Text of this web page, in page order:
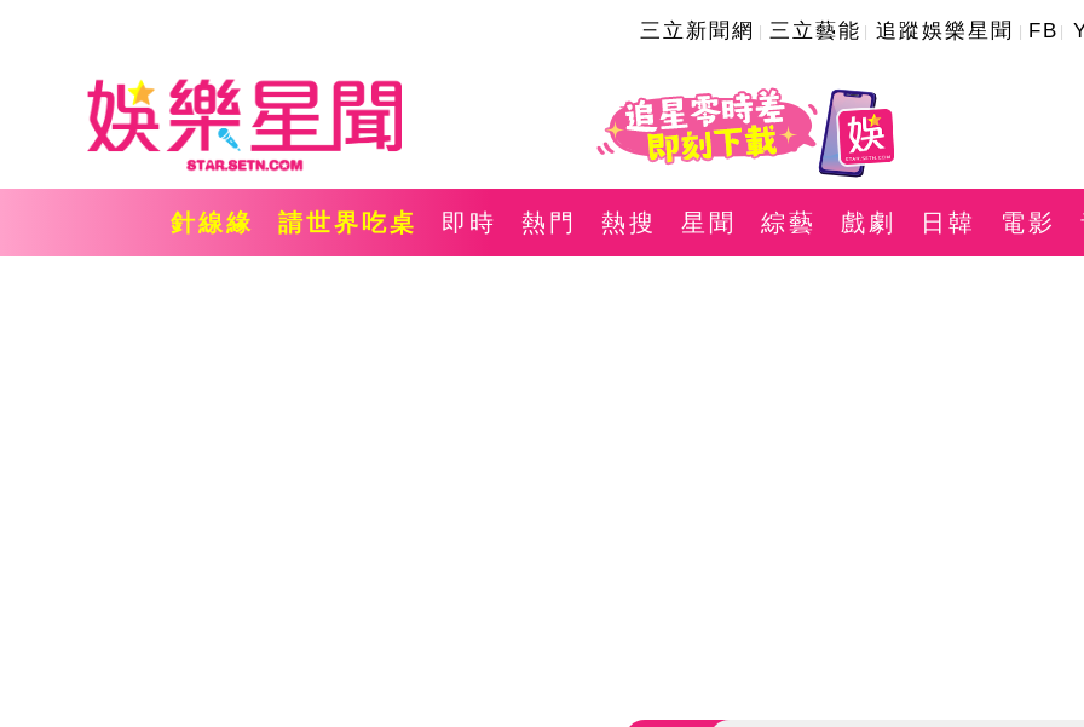
三立新聞網 三立藝能 追蹤娛樂星聞 FB
針線緣 請世界吃桌 即時 熱門 熱搜 星聞 綜藝 戲劇 日韓 電影